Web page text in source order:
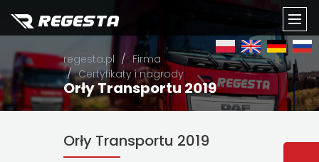
regesta.pl
Firma
Certyfikaty i nagrody
Orły Transportu 2019
Orły Transportu 2019